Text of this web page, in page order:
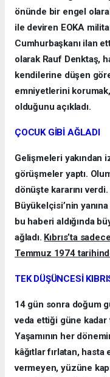
önünde bir engel
ile deviren EOKA
Cumhurbaşkanı ilan
olarak Rauf Denktaş,
kendilerine düşen
emniyetlerini
olduğunu açıkladı.
ÇOCUK GİBİ AĞLADI
Gelişmeleri yakından
görüşmeler yaptı.
dönüşte kararını
Büyükelçisi’nin
bu haberi aldığında
ağladı. Kıbrıs’ta
Temmuz 1974
TEK DÜŞÜNCESİ
14 gün sonra doğum
veda ettiği güne kadar
Yaşamının her
kâğıtlar fırlatan,
vermeyen, yüzüne